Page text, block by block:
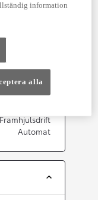
9,9
Framhjulsdrift
Automat
information
alla